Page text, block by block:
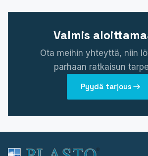
Valmis
Ota meihin yhteyttä, niin
parhaan ratkaisun
Pyydä tarjous